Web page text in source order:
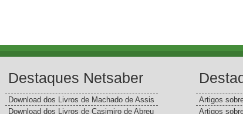
Destaques Netsaber
Download dos Livros de Machado de Assis
Download dos Livros de Casimiro de Abreu
Artigos
Artigos